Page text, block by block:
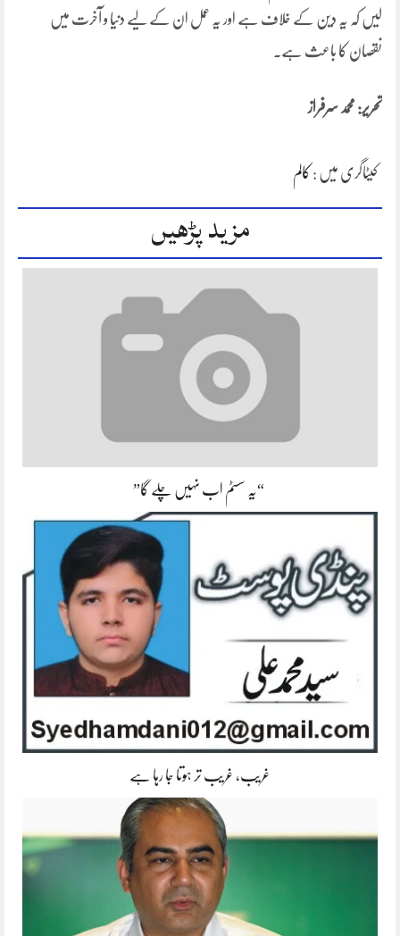
لیں کہ یہ دین کے خلاف ہے اور یہ عمل ان کے لیے دنیا و آخرت میں
نقصان کا باعث ہے۔
تحریر: محمد سرفراز
کیٹاگری میں : کالم
مزید پڑھیں
“یہ سسٹم اب نہیں چلے گا”
غریب، غریب تر ہوتا جا رہا ہے